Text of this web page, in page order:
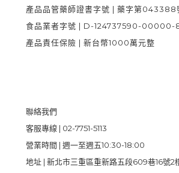
產品品管藥師證書字號 | 藥字第043388
食品業者字號 | D-124737590-00000-
產品責任保險 | 新台幣1000萬元整
聯絡我們
客服專線 | 02-7751-5113
營業時間 | 週一至週五10:30-18:00
地址 | 新北市三重區重新路五段609巷16號2